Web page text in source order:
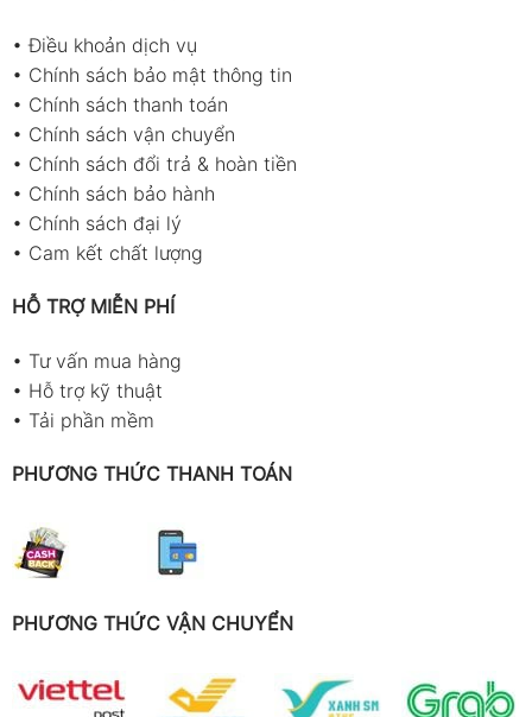
•Điều khoản dịch vụ
• Chính sách bảo mật thông tin
• Chính sách thanh toán
• Chính sách vận chuyển
• Chính sách đổi trả & hoàn tiền
• Chính sách bảo hành
• Chính sách đại lý
• Cam kết chất lượng
HỖ TRỢ MIỄN PHÍ
• Tư vấn mua hàng
• Hỗ trợ kỹ thuật
• Tải phần mềm
PHƯƠNG THỨC THANH TOÁN
PHƯƠNG THỨC VẬN CHUYỂN